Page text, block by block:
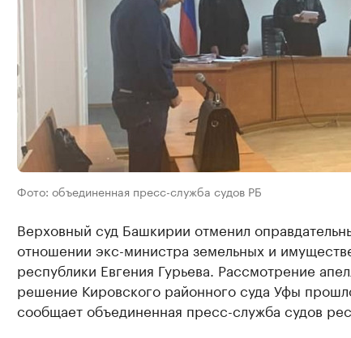
Фото: объединенная пресс-служба судов РБ
Верховный суд Башкирии отменил
отношении экс-министра земельных и
республики Евгения Гурьева. Рассмотрение
решение Кировского районного суда Уфы
сообщает объединенная пресс-служба судов